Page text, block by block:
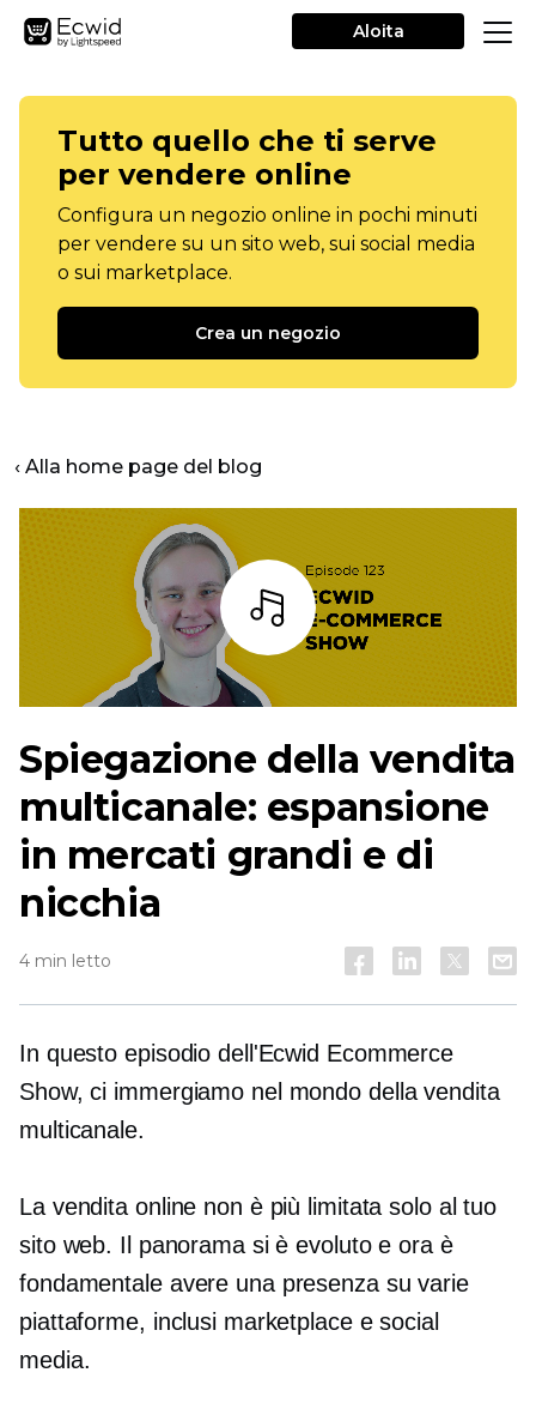
Aloita
Tutto quello che ti serve
per vendere online
Configura un negozio online in pochi minuti
per vendere su un sito web, sui social media
o sui marketplace.
Crea un negozio
‹ Alla home page del blog
Ascoltare
Spiegazione della vendita
multicanale: espansione
in mercati grandi e di
nicchia
4 min letto
In questo episodio dell'Ecwid Ecommerce
Show, ci immergiamo nel mondo della vendita
multicanale.
La vendita online non è più limitata solo al tuo
sito web. Il panorama si è evoluto e ora è
fondamentale avere una presenza su varie
piattaforme, inclusi marketplace e social
media.